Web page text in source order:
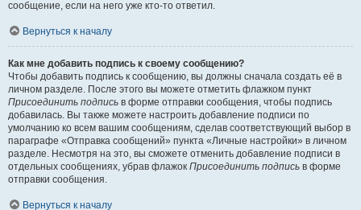
сообщение, если на него уже кто-то ответил.
Вернуться к началу
Как мне добавить подпись к своему сообщению?
Чтобы добавить подпись к сообщению, вы должны сначала создать её в
личном разделе. После этого вы можете отметить флажком пункт
Присоединить подпись в форме отправки сообщения, чтобы подпись
добавилась. Вы также можете настроить добавление подписи по
умолчанию ко всем вашим сообщениям, сделав соответствующий выбор в
параграфе «Отправка сообщений» пункта «Личные настройки» в личном
разделе. Несмотря на это, вы сможете отменить добавление подписи в
отдельных сообщениях, убрав флажок Присоединить подпись в форме
отправки сообщения.
Вернуться к началу